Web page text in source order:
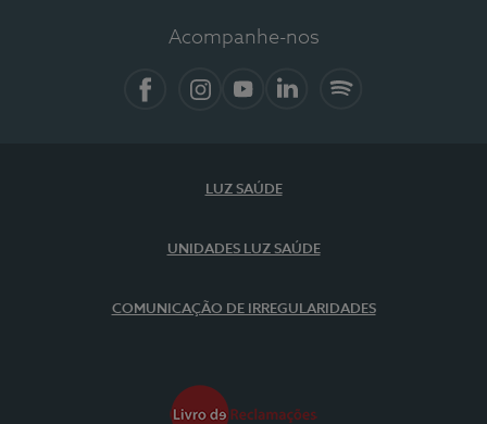
Acompanhe-nos
LUZ SAÚDE
UNIDADES LUZ SAÚDE
COMUNICAÇÃO DE IRREGULARIDADES